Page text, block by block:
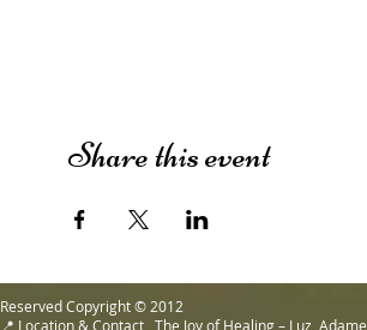
Share this event
Reserved Copyright © 2012
📍 Location & Contact The Joy of Healing – Luz Adame